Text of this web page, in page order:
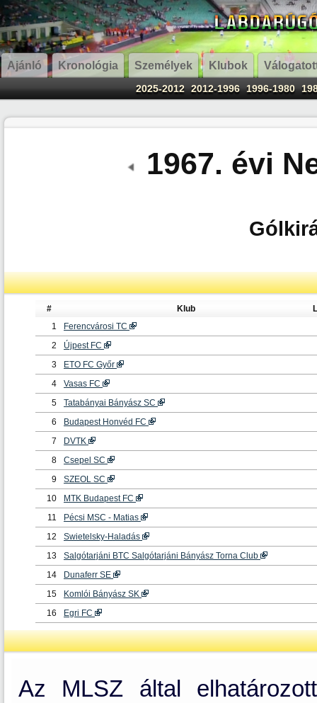
Ajánló Kronológia Személyek Klubok
2025-2012 2012-1996 1996-1980
1967. évi
# Klub
1
Ferencvárosi TC
2
Újpest FC
3
ETO FC Győr
4
Vasas FC
5
Tatabányai Bányász SC
6
Budapest Honvéd FC
7
DVTK
8
Csepel SC
9
SZEOL SC
10
MTK Budapest FC
11
Pécsi MSC - Matias
12
Swietelsky-Haladás
13
Salgótarjáni BTC Salgótarjáni Bányász Torna Club
14
Dunaferr SE
15
Komlói Bányász SK
16
Egri FC
Az MLSZ által